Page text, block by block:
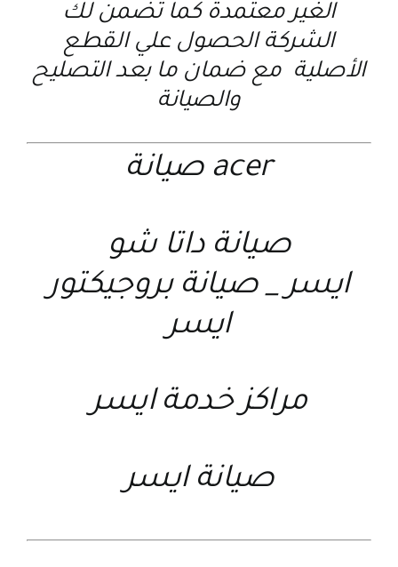
الغير معتمدة كما تضمن لك
الشركة الحصول علي القطع
الأصلية مع ضمان ما بعد التصليح
والصيانة
acer صيانة
صيانة داتا شو
ايسر_صيانة بروجيكتور
ايسر
مراكز خدمة ايسر
صيانة ايسر